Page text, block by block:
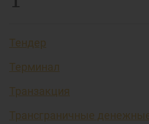
Тендер
Терминал
Транзакция
Трансграничные